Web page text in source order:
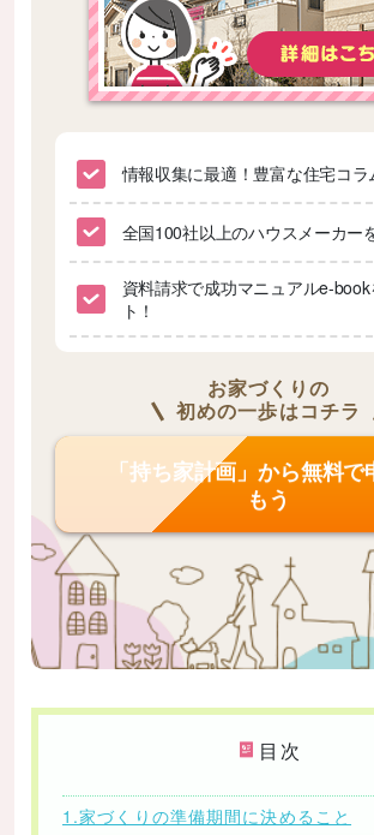
情報収集に最適！豊富な住宅コラ
全国100社以上のハウスメーカー
資料請求で成功マニュアルe-
ト！
お家づくりの
初めの一歩はコチラ
「持ち家計画」から無料で
もう
目次
1.家づくりの準備期間に決めること